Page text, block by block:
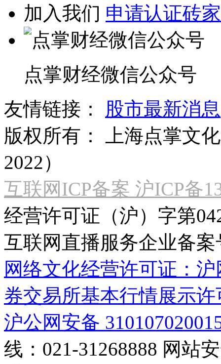
加入我们 申请认证砖家
点掌财经微信公众号
友情链接：
股市最新消息
版权所有：
上海点掌文
2022）
互联网ICP备案 沪ICP备
经营许可证（沪）字第
互联网直播服务企业备案
网络文化经营许可证：
券交易所基本行情展示许
沪公网安备
线：021-31268888 网站